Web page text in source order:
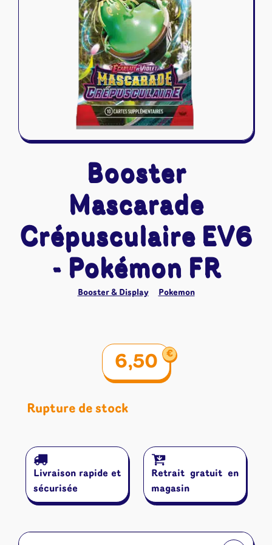
Naruto Mythos
Autres
Tapis de jeu
Booster
Mascarade
Crépusculaire EV6
- Pokémon FR
Booster & Display Pokemon
6,50 €
Rupture de stock
Livraison rapide et
sécurisée
Retrait gratuit en
magasin